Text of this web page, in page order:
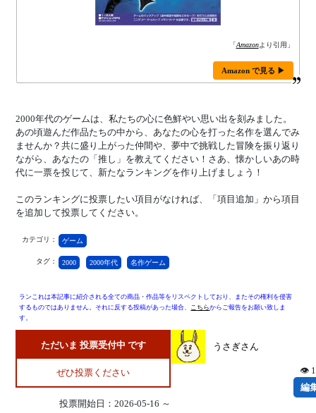
「Amazonより引用」
Amazon で見る ▶
2000年代のゲームは、私たちの心に色鮮やい思い出を刻みました。
あの頃遊んだ作品たちの中から、あなたの心を打った名作を選んでみ
ませんか？共に盛り上がった仲間や、夢中で挑戦した冒険を振り返り
ながら、あなたの「推し」を教えてください！さあ、懐かしいあの時
代に一票を投じて、新たなランキングを作り上げましょう！
このランキングに投票したい項目がなければ、「項目追加」から項目
を追加して投票してください。
カテゴリ： ゲーム
タグ： 2000 2000年代 名作ゲーム
ランこれは本記事に紹介される全ての商品・作品等をリスペクトしており、またその権利を侵害
するものではありません。それに反する投稿があった場合、 こちらからご報告をお願い致しま
す。
ただいま 投票受付中 です
ぜひ投票ください
投票開始日：2026-05-16 ～
うさぎさん
👁
編